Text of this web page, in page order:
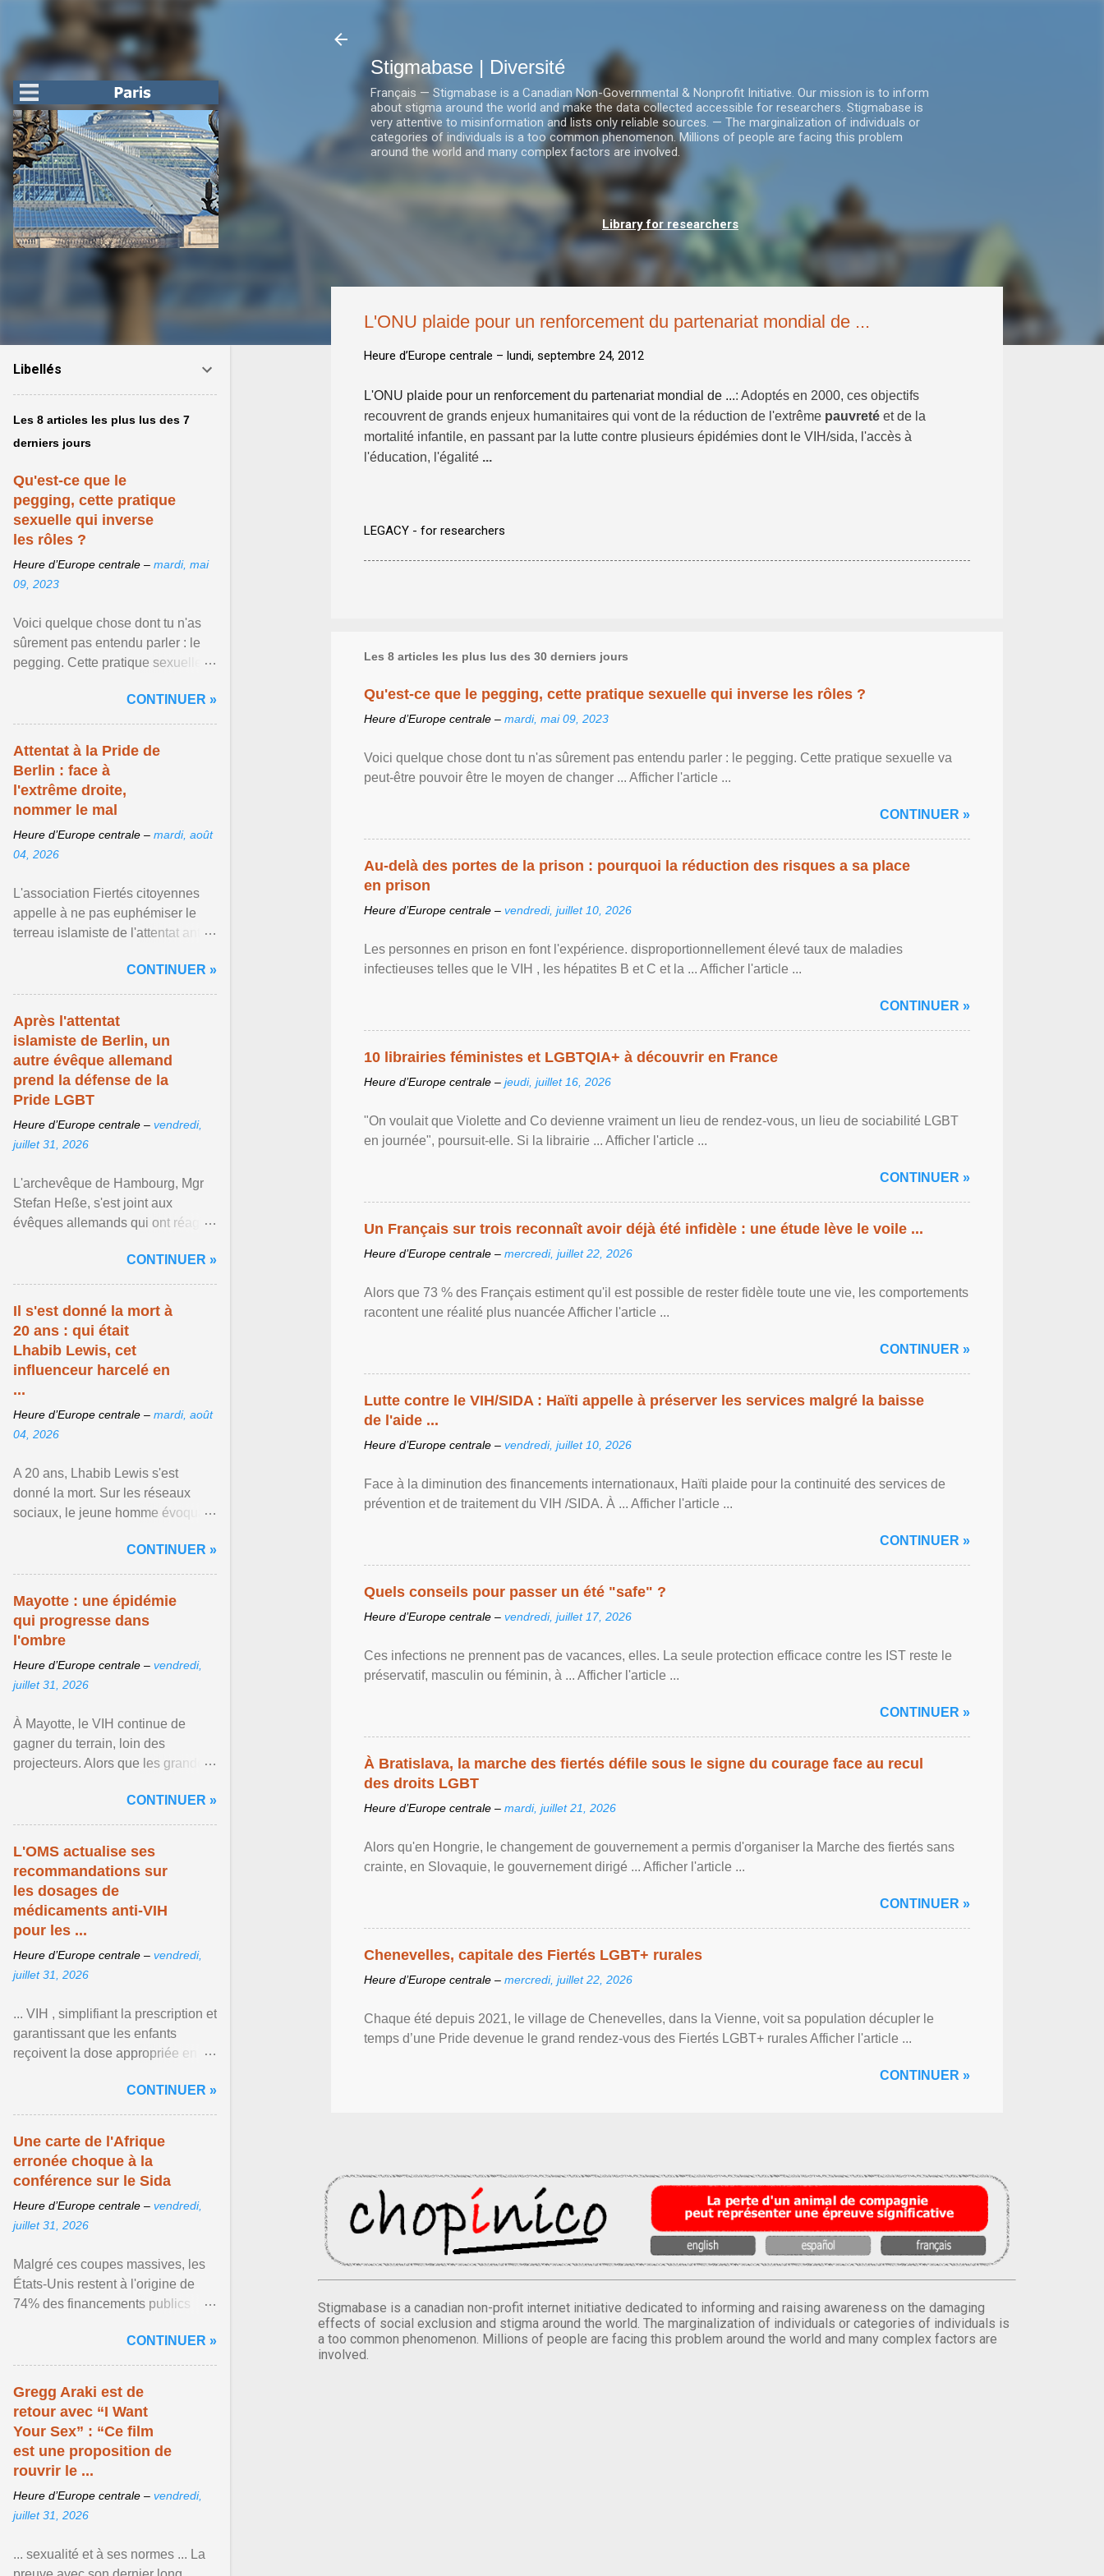
Stigmabase | Diversité
Français — Stigmabase is a Canadian Non-Governmental & Nonprofit Initiative. Our mission is to inform
about stigma around the world and make the data collected accessible for researchers. Stigmabase is
very attentive to misinformation and lists only reliable sources. — The marginalization of individuals or
categories of individuals is a too common phenomenon. Millions of people are facing this problem
around the world and many complex factors are involved.
Library for researchers
L'ONU plaide pour un renforcement du partenariat mondial de ...
Heure d’Europe centrale – lundi, septembre 24, 2012
L'ONU plaide pour un renforcement du partenariat mondial de ...: Adoptés en 2000, ces objectifs
recouvrent de grands enjeux humanitaires qui vont de la réduction de l'extrême pauvreté et de la
mortalité infantile, en passant par la lutte contre plusieurs épidémies dont le VIH/sida, l'accès à
l'éducation, l'égalité ...
LEGACY - for researchers
Les 8 articles les plus lus des 30 derniers jours
Qu'est-ce que le pegging, cette pratique sexuelle qui inverse les rôles ?
Heure d’Europe centrale – mardi, mai 09, 2023
Voici quelque chose dont tu n'as sûrement pas entendu parler : le pegging. Cette pratique sexuelle va
peut-être pouvoir être le moyen de changer ... Afficher l'article ...
CONTINUER »
Au-delà des portes de la prison : pourquoi la réduction des risques a sa place
en prison
Heure d’Europe centrale – vendredi, juillet 10, 2026
Les personnes en prison en font l'expérience. disproportionnellement élevé taux de maladies
infectieuses telles que le VIH , les hépatites B et C et la ... Afficher l'article ...
CONTINUER »
10 librairies féministes et LGBTQIA+ à découvrir en France
Heure d’Europe centrale – jeudi, juillet 16, 2026
"On voulait que Violette and Co devienne vraiment un lieu de rendez-vous, un lieu de sociabilité LGBT
en journée", poursuit-elle. Si la librairie ... Afficher l'article ...
CONTINUER »
Un Français sur trois reconnaît avoir déjà été infidèle : une étude lève le voile ...
Heure d’Europe centrale – mercredi, juillet 22, 2026
Alors que 73 % des Français estiment qu'il est possible de rester fidèle toute une vie, les comportements
racontent une réalité plus nuancée Afficher l'article ...
CONTINUER »
Lutte contre le VIH/SIDA : Haïti appelle à préserver les services malgré la baisse
de l'aide ...
Heure d’Europe centrale – vendredi, juillet 10, 2026
Face à la diminution des financements internationaux, Haïti plaide pour la continuité des services de
prévention et de traitement du VIH /SIDA. À ... Afficher l'article ...
CONTINUER »
Quels conseils pour passer un été "safe" ?
Heure d’Europe centrale – vendredi, juillet 17, 2026
Ces infections ne prennent pas de vacances, elles. La seule protection efficace contre les IST reste le
préservatif, masculin ou féminin, à ... Afficher l'article ...
CONTINUER »
À Bratislava, la marche des fiertés défile sous le signe du courage face au recul
des droits LGBT
Heure d’Europe centrale – mardi, juillet 21, 2026
Alors qu'en Hongrie, le changement de gouvernement a permis d'organiser la Marche des fiertés sans
crainte, en Slovaquie, le gouvernement dirigé ... Afficher l'article ...
CONTINUER »
Chenevelles, capitale des Fiertés LGBT+ rurales
Heure d’Europe centrale – mercredi, juillet 22, 2026
Chaque été depuis 2021, le village de Chenevelles, dans la Vienne, voit sa population décupler le
temps d’une Pride devenue le grand rendez-vous des Fiertés LGBT+ rurales Afficher l'article ...
CONTINUER »
Stigmabase is a canadian non-profit internet initiative dedicated to informing and raising awareness on the damaging
effects of social exclusion and stigma around the world. The marginalization of individuals or categories of individuals is
a too common phenomenon. Millions of people are facing this problem around the world and many complex factors are
involved.
Libellés
Les 8 articles les plus lus des 7
derniers jours
Qu'est-ce que le
pegging, cette pratique
sexuelle qui inverse
les rôles ?
Heure d’Europe centrale – mardi, mai
09, 2023
Voici quelque chose dont tu n'as
sûrement pas entendu parler : le
pegging. Cette pratique sexuelle
de changer ... Afficher l'article ...
CONTINUER »
Attentat à la Pride de
Berlin : face à
l'extrême droite,
nommer le mal
Heure d’Europe centrale – mardi, août
04, 2026
L'association Fiertés citoyennes
appelle à ne pas euphémiser le
terreau islamiste de l'attentat anti-
de Berlin ... Afficher l'article ...
CONTINUER »
Après l'attentat
islamiste de Berlin, un
autre évêque allemand
prend la défense de la
Pride LGBT
Heure d’Europe centrale – vendredi,
juillet 31, 2026
L'archevêque de Hambourg, Mgr
Stefan Heße, s'est joint aux
évêques allemands qui ont réagi
perpétré le ... Afficher l'article ...
CONTINUER »
Il s'est donné la mort à
20 ans : qui était
Lhabib Lewis, cet
influenceur harcelé en
...
Heure d’Europe centrale – mardi, août
04, 2026
A 20 ans, Lhabib Lewis s'est
donné la mort. Sur les réseaux
sociaux, le jeune homme évoquait
santé mentale, sa sexualité et
Afficher l'article ...
CONTINUER »
Mayotte : une épidémie
qui progresse dans
l'ombre
Heure d’Europe centrale – vendredi,
juillet 31, 2026
À Mayotte, le VIH continue de
gagner du terrain, loin des
projecteurs. Alors que les grandes
régulièrement le devant de la ...
Afficher l'article ...
CONTINUER »
L'OMS actualise ses
recommandations sur
les dosages de
médicaments anti-VIH
pour les ...
Heure d’Europe centrale – vendredi,
juillet 31, 2026
... VIH , simplifiant la prescription et
garantissant que les enfants
reçoivent la dose appropriée en
âge. Afficher l'article ...CONTINUER »
Une carte de l'Afrique
erronée choque à la
conférence sur le Sida
Heure d’Europe centrale – vendredi,
juillet 31, 2026
Malgré ces coupes massives, les
États-Unis restent à l'origine de
74% des financements publics
dans le monde ... Afficher l'article ...
CONTINUER »
Gregg Araki est de
retour avec “I Want
Your Sex” : “Ce film
est une proposition de
rouvrir le ...
Heure d’Europe centrale – vendredi,
juillet 31, 2026
... sexualité et à ses normes ... La